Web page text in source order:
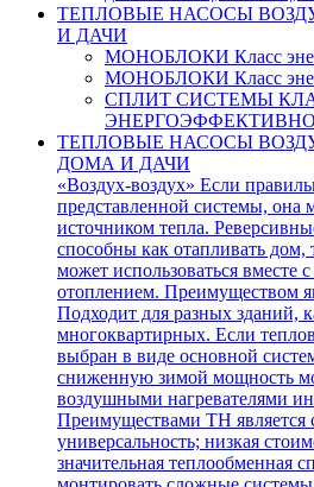
ТЕПЛОВЫЕ НАСОСЫ
И ДАЧИ
МОНОБЛОКИ Класс
МОНОБЛОКИ Класс
СПЛИТ СИСТЕМЫ
ТЕПЛОВЫЕ НАСОСЫ
ДОМА И ДАЧИ
«Воздух-воздух» Если
представленной системы, она
источником тепла.
способны как отапливать
может использоваться вместе
отоплением. Преимуществом
Подходит для разных зданий,
многоквартирных. Если
выбран в виде основной
сниженную зимой мощность
воздушными нагревателями
Преимуществами ТН является
универсальность; низкая
значительная теплообменная